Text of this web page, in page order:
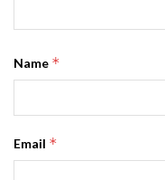
Name *
Email *